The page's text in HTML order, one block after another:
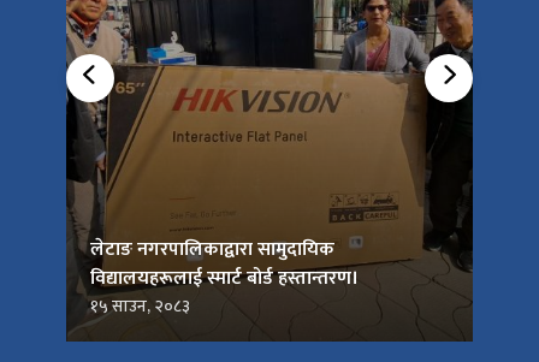
लेटाङ नगरपालिकाद्वारा सामुदायिक
विद्यालयहरूलाई स्मार्ट बोर्ड हस्तान्तरण।
१५ साउन, २०८३